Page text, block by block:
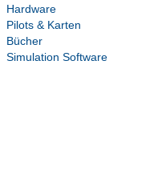
Hardware
Pilots & Karten
Bücher
Simulation Software